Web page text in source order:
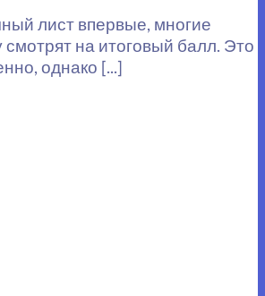
лист впервые, многие
смотрят на итоговый балл. Это
однако [...]